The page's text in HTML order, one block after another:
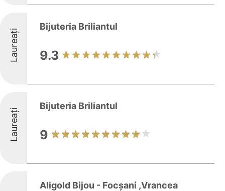
Laureați
Bijuteria Briliantul
9.3
Laureați
Bijuteria Briliantul
9
Aligold Bijou - Focșani ,Vrancea